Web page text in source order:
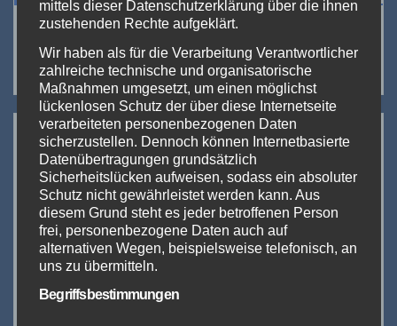
Suchen
Neueste Beiträge:
The Hall of Vape 2024
DICODES goes small
InterTabac 2023 (Teil 1)
mittels dieser Datenschutzerklärung über die ihnen
zustehenden Rechte aufgeklärt.
Wir haben als für die Verarbeitung Verantwortlicher
zahlreiche technische und organisatorische
Maßnahmen umgesetzt, um einen möglichst
lückenlosen Schutz der über diese Internetseite
verarbeiteten personenbezogenen Daten
sicherzustellen. Dennoch können Internetbasierte
Datenübertragungen grundsätzlich
Sicherheitslücken aufweisen, sodass ein absoluter
Schutz nicht gewährleistet werden kann. Aus
diesem Grund steht es jeder betroffenen Person
frei, personenbezogene Daten auch auf
alternativen Wegen, beispielsweise telefonisch, an
uns zu übermitteln.
Begriffsbestimmungen